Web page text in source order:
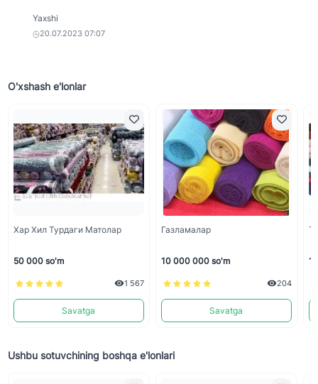
Yaxshi
20.07.2023 07:07
O'xshash e'lonlar
Хар Хил Турдаги Матолар
50 000 so'm
1 567
Savatga
Газламалар
10 000 000 so'm
204
Savatga
Ushbu sotuvchining boshqa e'lonlari